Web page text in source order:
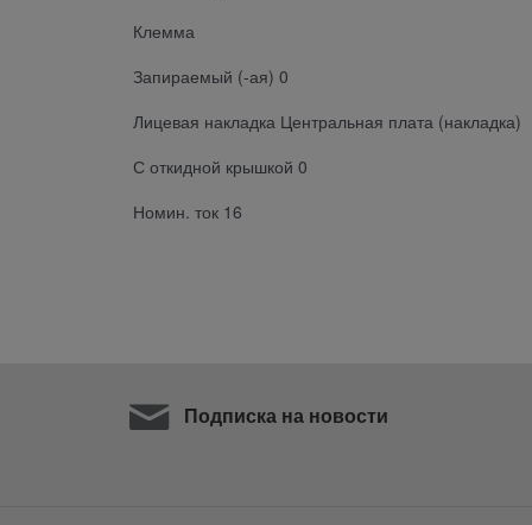
Клемма
Запираемый (-ая) 0
Лицевая накладка Центральная плата (накладка)
С откидной крышкой 0
Номин. ток 16
Подписка на новости